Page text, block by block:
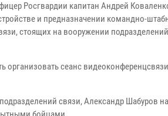
Росгвардии капитан Андрей
и предназначении командно-
стоящих на вооружении
сеанс
связи, Александр Шабуров